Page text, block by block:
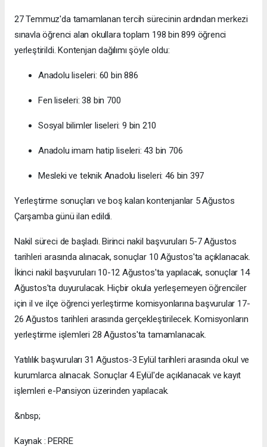
27 Temmuz'da tamamlanan tercih sürecinin ardından merkezi
sınavla öğrenci alan okullara toplam 198 bin 899 öğrenci
yerleştirildi. Kontenjan dağılımı şöyle oldu:
Anadolu liseleri: 60 bin 886
Fen liseleri: 38 bin 700
Sosyal bilimler liseleri: 9 bin 210
Anadolu imam hatip liseleri: 43 bin 706
Mesleki ve teknik Anadolu liseleri: 46 bin 397
Yerleştirme sonuçları ve boş kalan kontenjanlar 5 Ağustos
Çarşamba günü ilan edildi.
Nakil süreci de başladı. Birinci nakil başvuruları 5-7 Ağustos
tarihleri arasında alınacak, sonuçlar 10 Ağustos'ta açıklanacak.
İkinci nakil başvuruları 10-12 Ağustos'ta yapılacak, sonuçlar 14
Ağustos'ta duyurulacak. Hiçbir okula yerleşemeyen öğrenciler
için il ve ilçe öğrenci yerleştirme komisyonlarına başvurular 17-
26 Ağustos tarihleri arasında gerçekleştirilecek. Komisyonların
yerleştirme işlemleri 28 Ağustos'ta tamamlanacak.
Yatılılık başvuruları 31 Ağustos-3 Eylül tarihleri arasında okul ve
kurumlarca alınacak. Sonuçlar 4 Eylül'de açıklanacak ve kayıt
işlemleri e-Pansiyon üzerinden yapılacak.
&nbsp;
Kaynak : PERRE